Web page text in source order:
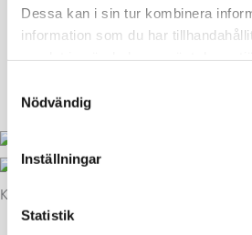
Dessa kan i sin tur kombinera
information som du har
Nödvändig
Inställningar
Statistik
Bsmart
Kontakt